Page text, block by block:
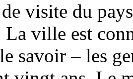
visite du
ville est
savoir – les